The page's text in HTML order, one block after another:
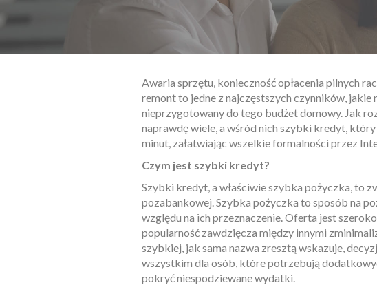
Awaria sprzętu, konieczność opłacenia pilnych
remont to jedne z najczęstszych czynników, jakie
nieprzygotowany do tego budżet domowy. Jak
naprawdę wiele, a wśród nich szybki kredyt,
minut, załatwiając wszelkie formalności przez
Czym jest szybki kredyt?
Szybki kredyt, a właściwie szybka pożyczka, to
pozabankowej. Szybka pożyczka to sposób na
względu na ich przeznaczenie. Oferta jest
popularność zawdzięcza między innymi
szybkiej, jak sama nazwa zresztą wskazuje,
wszystkim dla osób, które potrzebują
pokryć niespodziewane wydatki.